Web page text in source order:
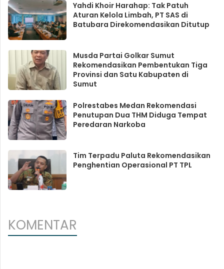
Yahdi Khoir Harahap: Tak Patuh
Aturan Kelola Limbah, PT SAS di
Batubara Direkomendasikan Ditutup
Musda Partai Golkar Sumut
Rekomendasikan Pembentukan Tiga
Provinsi dan Satu Kabupaten di
Sumut
Polrestabes Medan Rekomendasi
Penutupan Dua THM Diduga Tempat
Peredaran Narkoba
Tim Terpadu Paluta Rekomendasikan
Penghentian Operasional PT TPL
KOMENTAR